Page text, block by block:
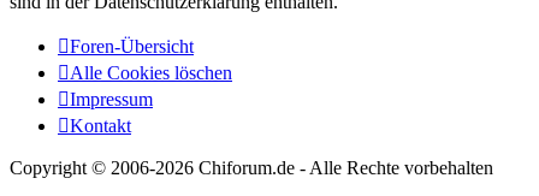
Foren-Übersicht
Alle Cookies löschen
Impressum
Kontakt
Copyright © 2006-2026 Chiforum.de - Alle Rechte vorbehalten